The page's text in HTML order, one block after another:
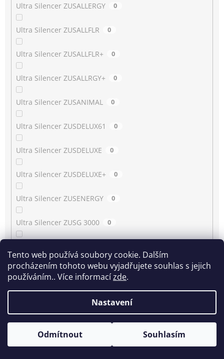
Tento web používá soubory cookie. Dalším
procházením tohoto webu vyjadřujete souhlas s jejich
používáním.. Více informacízde.
Nastavení
Odmítnout Souhlasím
Ultra Silencer ZUSALLERGY 0
Ultra Silencer ZUSALLFLR 0
Ultra Silencer ZUSALLFLR+ 0
Ultra Silencer ZUSALLRGY+ 0
Ultra Silencer ZUSANIMAL 0
Ultra Silencer ZUSDELUX61 0
Ultra Silencer ZUSDELUXE 0
Ultra Silencer ZUSDELUXE+ 0
Ultra Silencer ZUSENERGY 0
Ultra Silencer ZUSG 3000 0
Ultra Silencer ZUSG 4061 0
Ultra Silencer ZUSGREEN 0